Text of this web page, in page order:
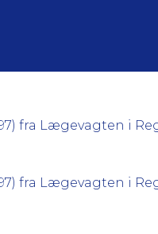
fra Lægevagten i
fra Lægevagten i